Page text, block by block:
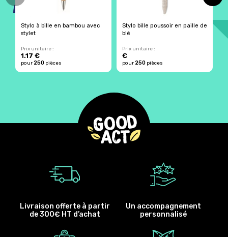
Stylo à bille en bambou avec
stylet
Prix unitaire :
1.17 €
pour250 pièces
Stylo bille poussoir en paille de
blé
Prix unitaire :
€
pour250 pièces
Livraison offerte à partir
de 300€ HT d’achat
Un accompagnement
personnalisé